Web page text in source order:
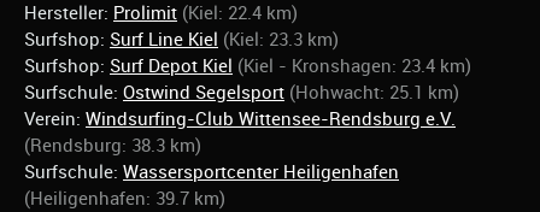
Hersteller: Prolimit (Kiel: 22.4 km)
Surfshop: Surf Line Kiel (Kiel: 23.3 km)
Surfshop: Surf Depot Kiel (Kiel - Kronshagen: 23.4 km)
Surfschule: Ostwind Segelsport (Hohwacht: 25.1 km)
Verein: Windsurfing-Club Wittensee-Rendsburg e.V.
(Rendsburg: 38.3 km)
Surfschule: Wassersportcenter Heiligenhafen
(Heiligenhafen: 39.7 km)